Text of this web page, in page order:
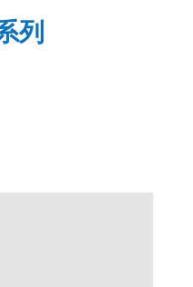
列